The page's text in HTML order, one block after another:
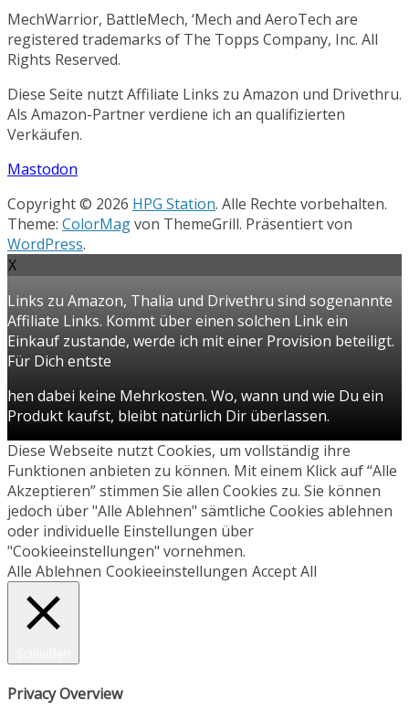
MechWarrior, BattleMech, ‘Mech and AeroTech are
registered trademarks of The Topps Company, Inc. All
Rights Reserved.
Diese Seite nutzt Affiliate Links zu Amazon und Drivethru.
Als Amazon-Partner verdiene ich an qualifizierten
Verkäufen.
Mastodon
Copyright © 2026 HPG Station. Alle Rechte vorbehalten.
Theme: ColorMagvon ThemeGrill. Präsentiert von
WordPress.
X
Links zu Amazon, Thalia und Drivethru sind sogenannte
Affiliate Links. Kommt über einen solchen Link ein
Einkauf zustande, werde ich mit einer Provision beteiligt.
Für Dich entste
hen dabei keine Mehrkosten. Wo, wann und wie Du ein
Produkt kaufst, bleibt natürlich Dir überlassen.
Diese Webseite nutzt Cookies, um vollständig ihre
Funktionen anbieten zu können. Mit einem Klick auf “Alle
Akzeptieren” stimmen Sie allen Cookies zu. Sie können
jedoch über "Alle Ablehnen" sämtliche Cookies ablehnen
oder individuelle Einstellungen über
"Cookieeinstellungen" vornehmen.
Alle Ablehnen Cookieeinstellungen Accept All
Privacy Overview